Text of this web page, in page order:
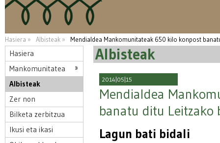
Hasiera » Albisteak » Mendialdea Mankomunitateak 650 kilo konpost
Hasiera
Mankomunitatea
Albisteak
Zer non
Bilketa zerbitzua
Ikusi eta ikasi
Albisteak
2014|05|15
Mendialdea
banatu ditu Leitzako
Lagun bati bidali